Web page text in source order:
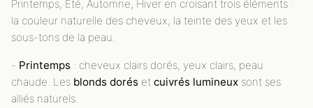
Printemps, Été, Automne, Hiver en croisant trois éléments :
la couleur naturelle des cheveux, la teinte des yeux et les
sous-tons de la peau.
- Printemps : cheveux clairs dorés, yeux clairs, peau
chaude. Les blonds dorés et cuivrés lumineux sont ses
alliés naturels.